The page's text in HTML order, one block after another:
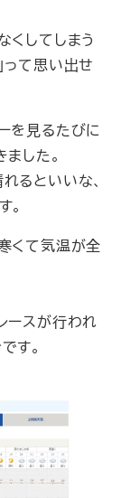
くしてしまう
って思い出せ
を見るたびに
した。
るといいな、
。
くて気温が全
ースが行われ
す。